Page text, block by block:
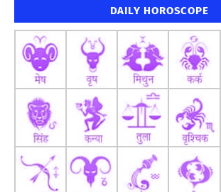
DAILY HOROSCOPE